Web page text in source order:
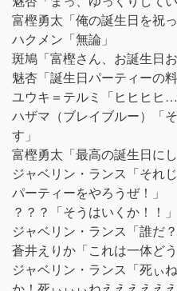
富樫勇太「俺の誕生日を祝
ハクメン「無論」
斑鳩「富樫さん、お誕生日
魅杏「誕生日パーティーの
ユウキ＝テルミ「ヒヒヒヒ…
ハザマ（ブレイブルー）「
す」
富樫勇太「最高の誕生日に
ジャベリン・ランス「それ
パーティーをやろうぜ！」
？？？「そうはいくか！！」
ジャベリン・ランス「誰だ？
蒼井えりか「これは一体ど
ジャベリン・ランス「死ぃ